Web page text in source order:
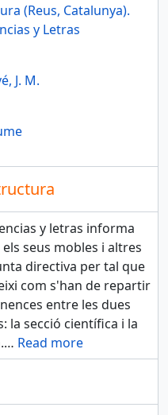
(Reus, Catalunya).
y Letras
J. M.
y letras informa
seus mobles i altres
directiva per tal que
com s'han de repartir
entre les dues
la secció científica i la
… Read more